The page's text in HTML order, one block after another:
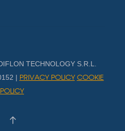
TECHNOLOGY S.R.L.
| PRIVACY POLICY COOKIE
POLICY